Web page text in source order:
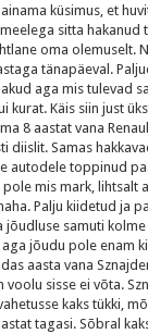
küsimus, et
sitta hakanud
oma olemuselt.
tänapäeval.
aga mis tulevad
kurat. Käis siin just
8 aastat vana
diislit. Samas
autodele toppinud
pole mis mark, lihtsalt
Palju kiidetud ja
jõudluse samuti
aga jõudu pole enam
aasta vana
voolu sisse ei võta.
kaks tükki,
tagasi. Sõbral